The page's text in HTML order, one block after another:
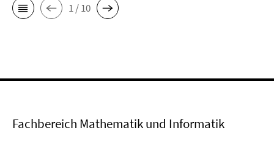
1 / 10
Fachbereich Mathematik und Informatik